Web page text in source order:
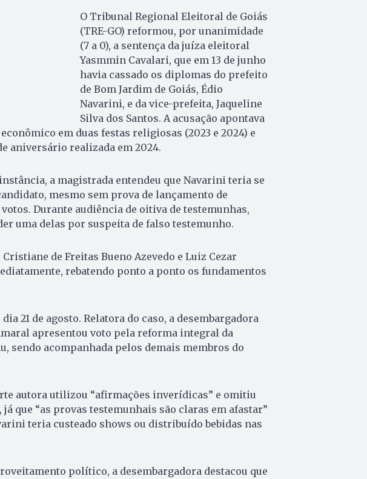
O Tribunal Regional Eleitoral de Goiás
(TRE-GO) reformou, por unanimidade
(7 a 0), a sentença da juíza eleitoral
Yasmmin Cavalari, que em 13 de junho
havia cassado os diplomas do prefeito
de Bom Jardim de Goiás, Édio
Navarini, e da vice-prefeita, Jaqueline
Silva dos Santos. A acusação apontava
em duas festas religiosas (2023 e 2024) e
aniversário realizada em 2024.
a magistrada entendeu que Navarini teria se
mesmo sem prova de lançamento de
Durante audiência de oitiva de testemunhas,
uma delas por suspeita de falso testemunho.
Cristiane de Freitas Bueno Azevedo e Luiz Cezar
rebatendo ponto a ponto os fundamentos
21 de agosto. Relatora do caso, a desembargadora
apresentou voto pela reforma integral da
sendo acompanhada pelos demais membros do
autora utilizou “afirmações inverídicas” e omitiu
que “as provas testemunhais são claras em afastar”
teria custeado shows ou distribuído bebidas nas
político, a desembargadora destacou que